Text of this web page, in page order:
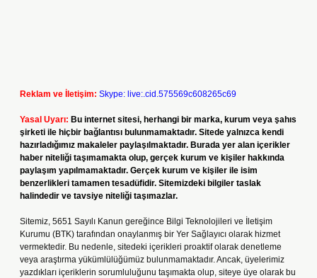
Reklam ve İletişim: Skype: live:.cid.575569c608265c69
Yasal Uyarı: Bu internet sitesi, herhangi bir marka, kurum veya şahıs
şirketi ile hiçbir bağlantısı bulunmamaktadır. Sitede yalnızca kendi
hazırladığımız makaleler paylaşılmaktadır. Burada yer alan içerikler
haber niteliği taşımamakta olup, gerçek kurum ve kişiler hakkında
paylaşım yapılmamaktadır. Gerçek kurum ve kişiler ile isim
benzerlikleri tamamen tesadüfidir. Sitemizdeki bilgiler taslak
halindedir ve tavsiye niteliği taşımazlar.
Sitemiz, 5651 Sayılı Kanun gereğince Bilgi Teknolojileri ve İletişim
Kurumu (BTK) tarafından onaylanmış bir Yer Sağlayıcı olarak hizmet
vermektedir. Bu nedenle, sitedeki içerikleri proaktif olarak denetleme
veya araştırma yükümlülüğümüz bulunmamaktadır. Ancak, üyelerimiz
yazdıkları içeriklerin sorumluluğunu taşımakta olup, siteye üye olarak bu